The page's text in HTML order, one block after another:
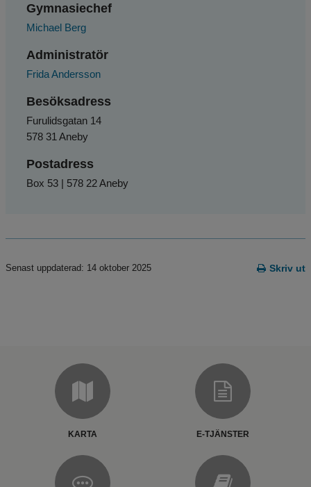
Gymnasiechef
Michael Berg
Administratör
Frida Andersson
Besöksadress
Furulidsgatan 14
578 31 Aneby
Postadress
Box 53 | 578 22 Aneby
Skriv ut
Senast uppdaterad: 14 oktober 2025
KARTA E-TJÄNSTER